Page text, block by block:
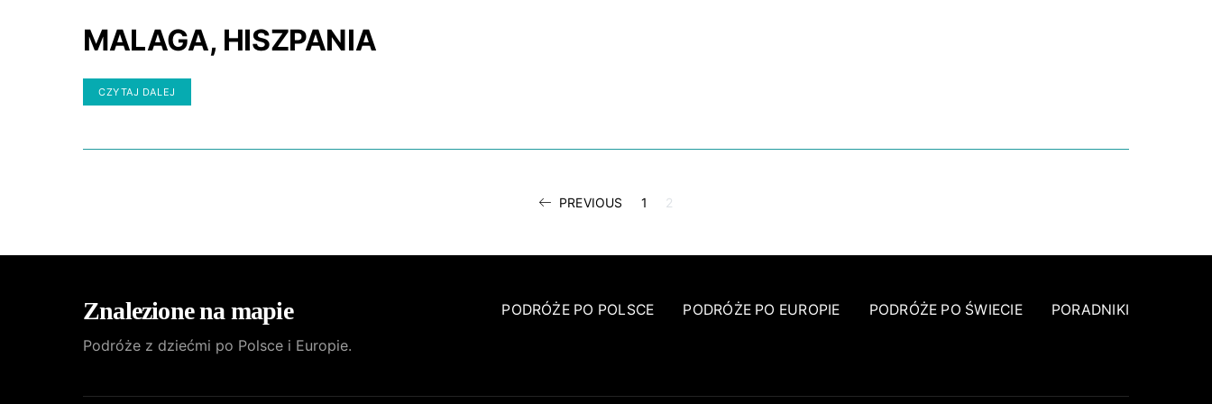
MALAGA, HISZPANIA
CZYTAJ DALEJ
STRONICOWANIE
PREVIOUS 1 2
Znalezione na mapie PODRÓŻE PO POLSCE PODRÓŻE PO EUROPIE PODRÓŻE PO ŚWIECIE PORADNIKI
Podróże z dziećmi po Polsce i Europie.